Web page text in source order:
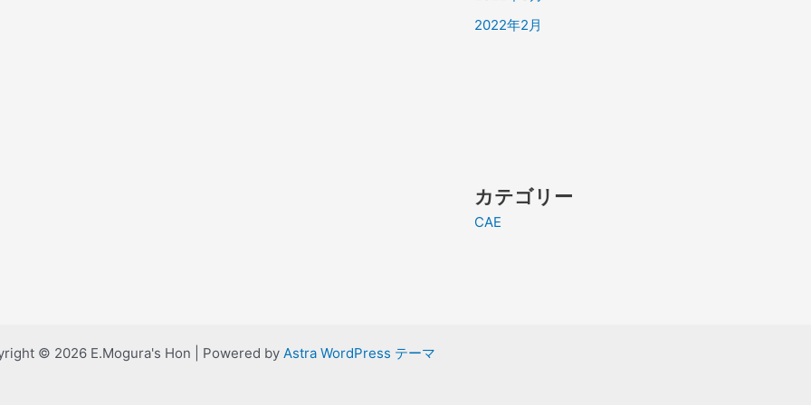
2022年2月
カテゴリー
CAE
© 2026 E.Mogura's Hon | Powered by Astra WordPress テーマ